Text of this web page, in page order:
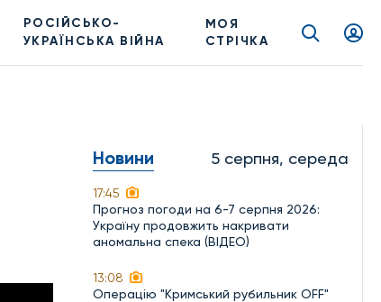
РОСІЙСЬКО-
УКРАЇНСЬКА ВІЙНА
МОЯ
СТРІЧКА
Новини 5 серпня, середа
17:45
Прогноз погоди на 6-7 серпня 2026:
Україну продовжить накривати
аномальна спека (ВІДЕО)
13:08
Операцію "Кримський рубильник OFF"